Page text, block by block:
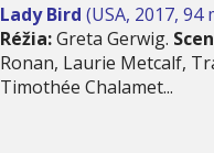
Lady Bird (USA, 2017, 94
Réžia:Greta Gerwig.
Ronan, Laurie Metcalf,
Timothée Chalamet...